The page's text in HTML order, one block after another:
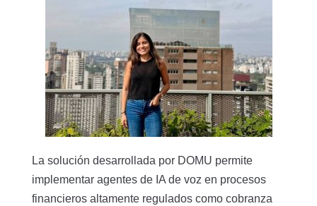
La solución desarrollada por DOMU permite
implementar agentes de IA de voz en procesos
financieros altamente regulados como cobranza